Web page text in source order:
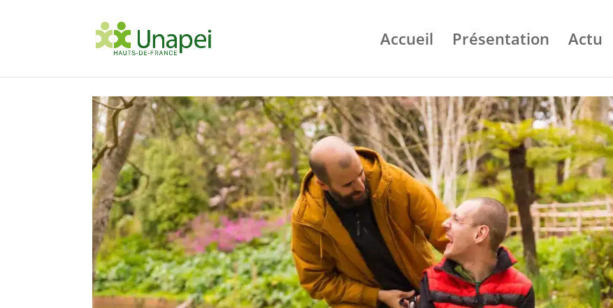
Accueil Présentation Actu